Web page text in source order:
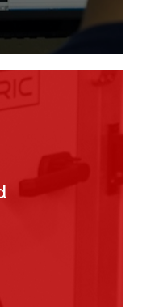
están
normas
en nuestro